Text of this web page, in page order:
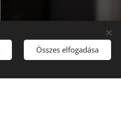
Összes elfogadása